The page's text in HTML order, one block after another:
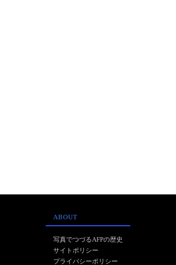
ABOUT
写真でつづるAFPの歴史
サイトポリシー
プライバシーポリシー